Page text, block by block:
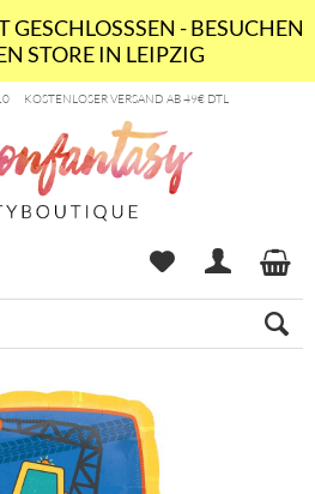
GESCHLOSSSEN - BESUCHEN
STORE IN LEIPZIG
KOSTENLOSER VERSAND AB 49€ DTL